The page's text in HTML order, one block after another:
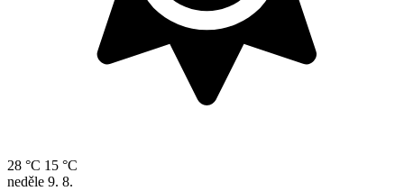
28 °C 15 °C
neděle 9. 8.